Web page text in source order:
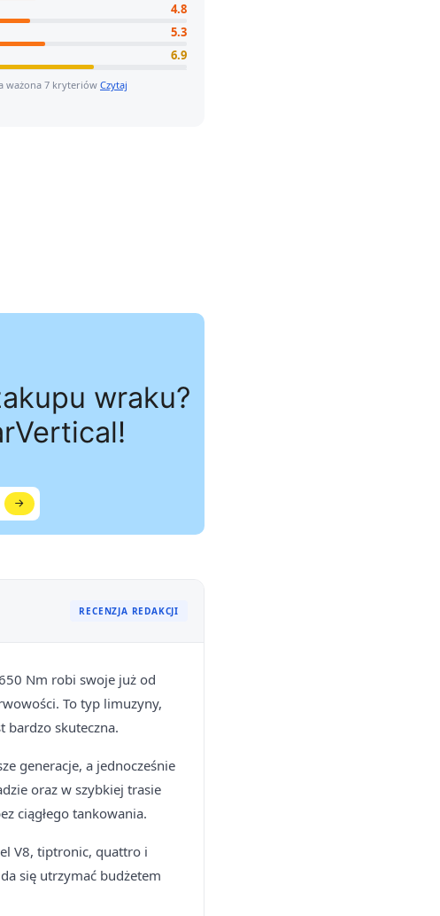
4.8
5.3
6.9
ważona 7 kryteriów Czytaj
RECENZJA REDAKCJI
Nm robi swoje już od
To typ limuzyny,
bardzo skuteczna.
generacje, a jednocześnie
oraz w szybkiej trasie
ciągłego tankowania.
V8, tiptronic, quattro i
się utrzymać budżetem